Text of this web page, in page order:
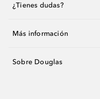
¿Tienes dudas?
Más información
Sobre Douglas